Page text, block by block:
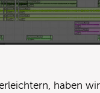
haben